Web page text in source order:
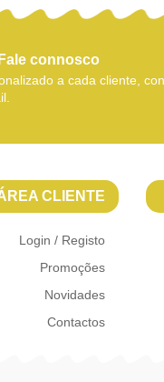
connosco
a cada cliente,
CLIENTE
Login / Registo
Promoções
Novidades
Contactos